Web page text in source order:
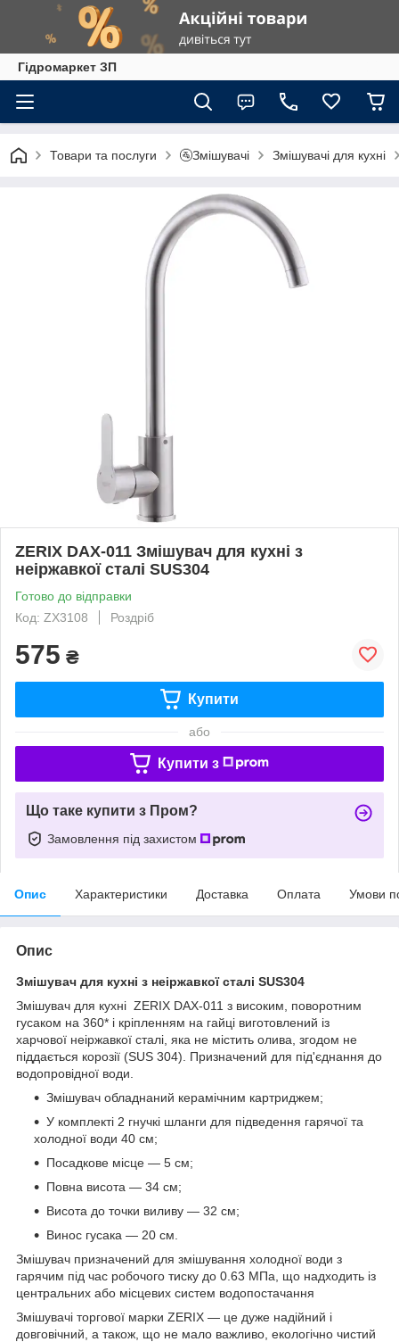
Гiдромаркет ЗП
Товари та послуги 🚰Змішувачі Змішувачі для кухні
ZERIX DAX-011 Змішувач для кухні з
неіржавкої сталі SUS304
Готово до відправки
Код: ZX3108
Роздріб
575 ₴
Купити
або
Купити з
Що таке купити з Пром?
Замовлення під захистом
Опис Характеристики Доставка Оплата Умови
Опис
Змішувач для кухні з неіржавкої сталі SUS304
Змішувач для кухні ZERIX DAX-011 з високим, поворотним
гусаком на 360* і кріпленням на гайці виготовлений із
харчової неіржавкої сталі, яка не містить олива, згодом не
піддається корозії (SUS 304). Призначений для під'єднання до
водопровідної води.
Змішувач обладнаний керамічним картриджем;
У комплекті 2 гнучкі шланги для підведення гарячої та
холодної води 40 см;
Посадкове місце — 5 см;
Повна висота — 34 см;
Висота до точки виливу — 32 см;
Винос гусака — 20 см.
Змішувач призначений для змішування холодної води з
гарячим під час робочого тиску до 0.63 МПа, що надходить із
центральних або місцевих систем водопостачання
Змішувачі торгової марки ZERIX — це дуже надійний і
довговічний, а також, що не мало важливо, екологічно чистий